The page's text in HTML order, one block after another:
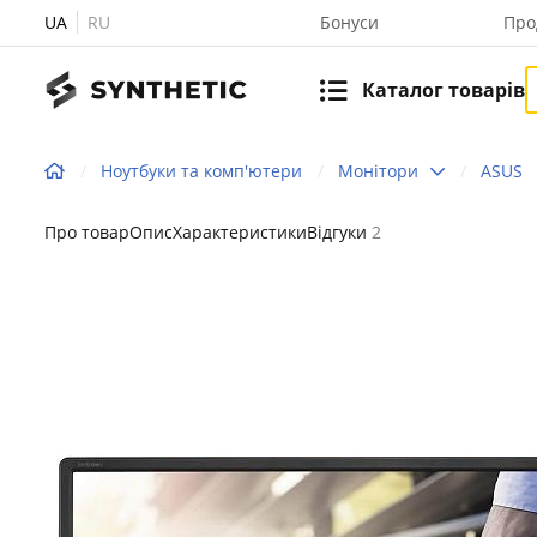
UA RU Бонуси
Каталог товарів
Ноутбуки та комп'ютери Монітори ASUS
Про товарОписХарактеристикиВідгуки 2